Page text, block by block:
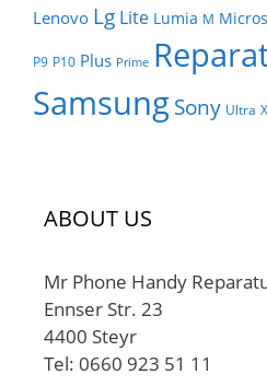
Lenovo Lg Lite Lumia M
P9 P10 Plus Prime
Samsung Sony Ultra
ABOUT US
Mr Phone Handy
Ennser Str. 23
4400 Steyr
Tel: 0660 923 51 11